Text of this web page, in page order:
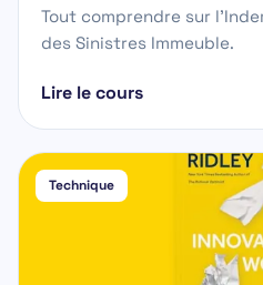
Tout comprendre sur
des Sinistres Immeuble.
Lire le cours
Technique